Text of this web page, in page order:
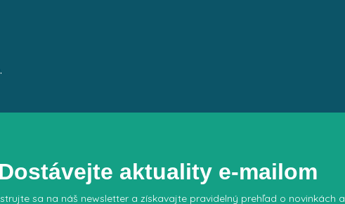
Dostávejte aktuality e-mailom
sa na náš newsletter a získavajte pravidelný prehľad o novinkách a